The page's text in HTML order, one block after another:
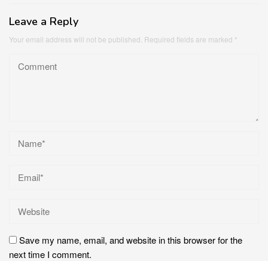
Leave a Reply
Your email address will not be published. Required fields are marked *
Save my name, email, and website in this browser for the
next time I comment.